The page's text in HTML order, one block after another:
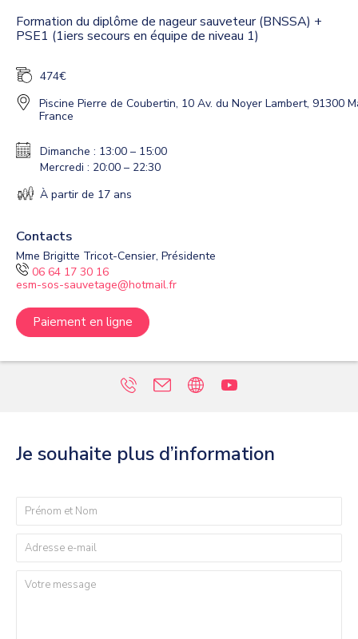
Formation du diplôme de nageur sauveteur (BNSSA) +
PSE1 (1iers secours en équipe de niveau 1)
474€
Piscine Pierre de Coubertin, 10 Av. du Noyer Lambert, 91300
France
Dimanche : 13:00 – 15:00
Mercredi : 20:00 – 22:30
À partir de 17 ans
Contacts
Mme Brigitte Tricot-Censier, Présidente
06 64 17 30 16
esm-sos-sauvetage@hotmail.fr
Paiement en ligne
Je souhaite plus d’information